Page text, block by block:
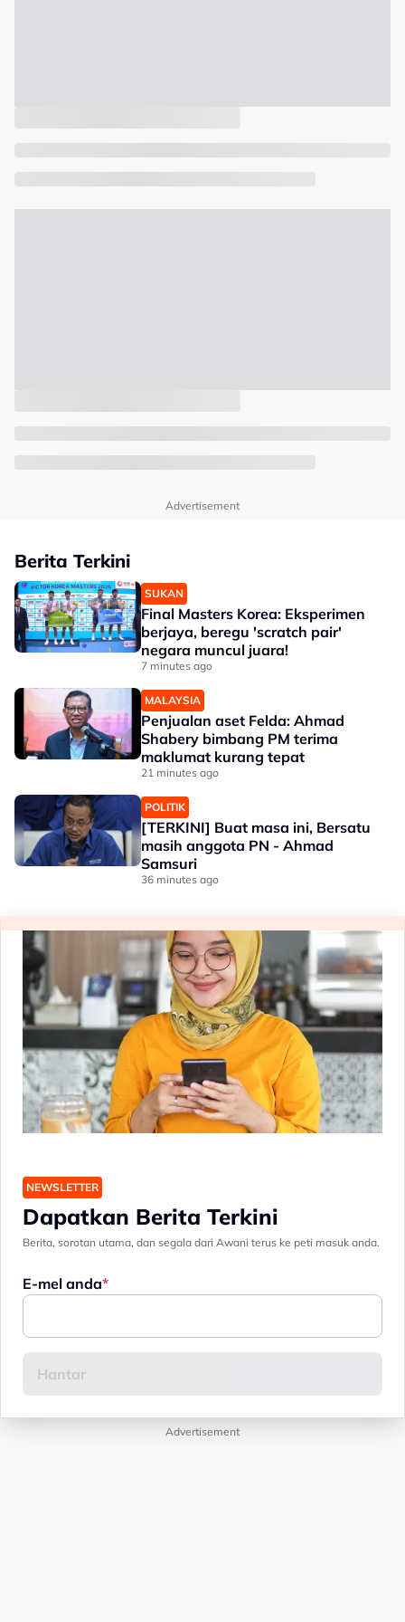
Advertisement
Berita Terkini
SUKAN
Final Masters Korea: Eksperimen
berjaya, beregu 'scratch pair'
negara muncul juara!
7 minutes ago
MALAYSIA
Penjualan aset Felda: Ahmad
Shabery bimbang PM terima
maklumat kurang tepat
21 minutes ago
POLITIK
[TERKINI] Buat masa ini, Bersatu
masih anggota PN - Ahmad
Samsuri
36 minutes ago
NEWSLETTER
Dapatkan Berita Terkini
Berita, sorotan utama, dan segala dari Awani terus ke peti masuk anda.
E-mel anda
Advertisement